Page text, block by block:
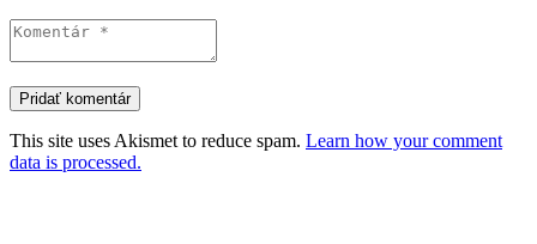
This site uses Akismet to reduce spam. Learn how your comment
data is processed.